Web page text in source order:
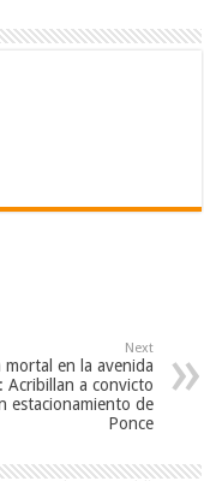
Next
mortal en la avenida
Acribillan a convicto
estacionamiento de
Ponce